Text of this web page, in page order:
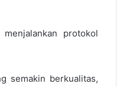
protokol
semakin berkualitas,